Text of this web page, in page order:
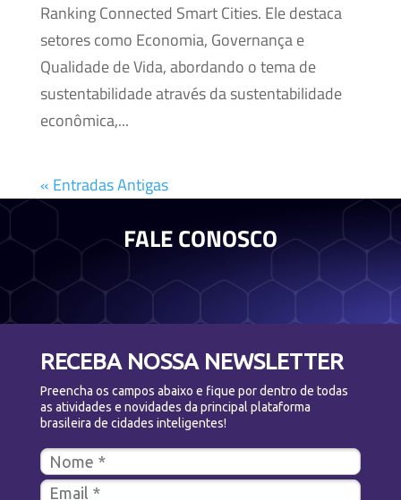
Ranking Connected Smart Cities. Ele destaca
setores como Economia, Governança e
Qualidade de Vida, abordando o tema de
sustentabilidade através da sustentabilidade
econômica,...
« Entradas Antigas
FALE CONOSCO
RECEBA NOSSA NEWSLETTER
Preencha os campos abaixo e fique por dentro de todas
as atividades e novidades da principal plataforma
brasileira de cidades inteligentes!